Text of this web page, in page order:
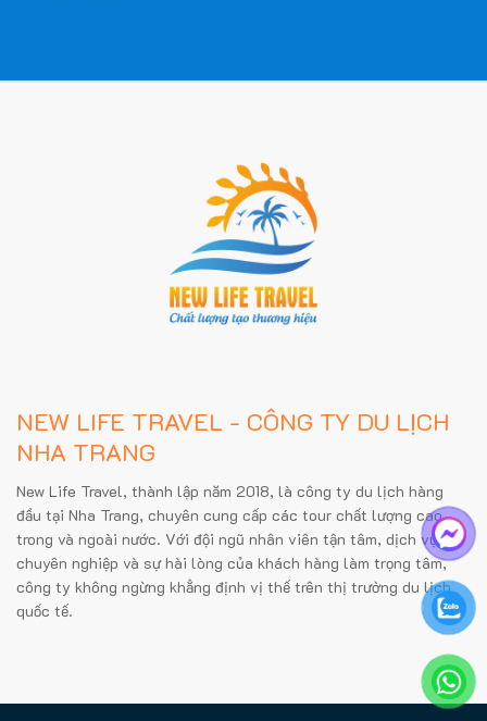
NEW LIFE TRAVEL - CÔNG TY DU LỊCH
NHA TRANG
New Life Travel, thành lập năm 2018, là công ty du lịch hàng
đầu tại Nha Trang, chuyên cung cấp các tour chất lượng cao
trong và ngoài nước. Với đội ngũ nhân viên tận tâm, dịch vụ
chuyên nghiệp và sự hài lòng của khách hàng làm trọng tâm,
công ty không ngừng khẳng định vị thế trên thị trường du lịch
quốc tế.